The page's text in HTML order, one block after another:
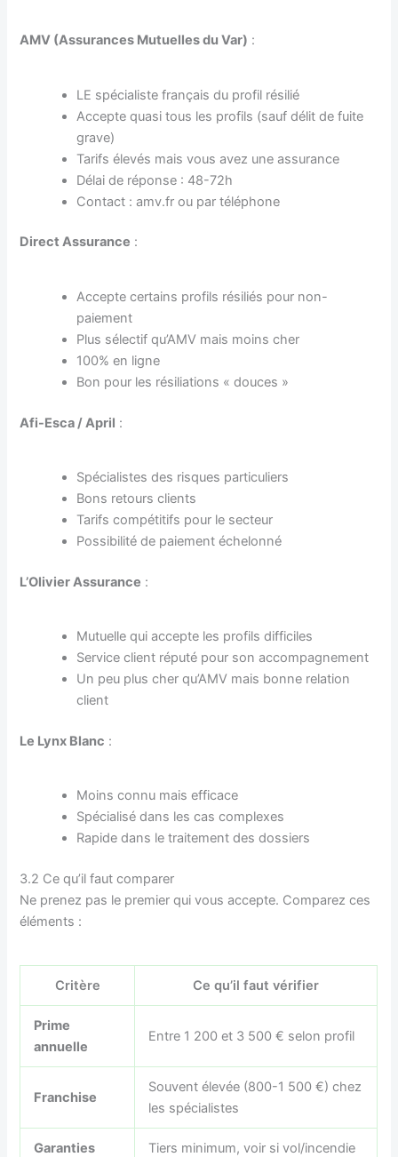
AMV (Assurances Mutuelles du Var) :
LE spécialiste français du profil résilié
Accepte quasi tous les profils (sauf délit de fuite
grave)
Tarifs élevés mais vous avez une assurance
Délai de réponse : 48-72h
Contact : amv.fr ou par téléphone
Direct Assurance :
Accepte certains profils résiliés pour non-
paiement
Plus sélectif qu’AMV mais moins cher
100% en ligne
Bon pour les résiliations « douces »
Afi-Esca / April :
Spécialistes des risques particuliers
Bons retours clients
Tarifs compétitifs pour le secteur
Possibilité de paiement échelonné
L’Olivier Assurance :
Mutuelle qui accepte les profils difficiles
Service client réputé pour son accompagnement
Un peu plus cher qu’AMV mais bonne relation
client
Le Lynx Blanc :
Moins connu mais efficace
Spécialisé dans les cas complexes
Rapide dans le traitement des dossiers
3.2 Ce qu’il faut comparer
Ne prenez pas le premier qui vous accepte. Comparez ces
éléments :
Critère Ce qu’il faut vérifier
Prime
annuelle
Entre 1 200 et 3 500 € selon profil
Franchise
Souvent élevée (800-1 500 €) chez
les spécialistes
Garanties
Tiers minimum, voir si vol/incendie